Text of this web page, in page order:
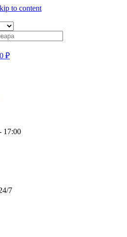
to content
₽
17:00
7